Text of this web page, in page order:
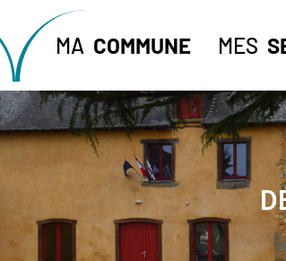
MA COMMUNE MES